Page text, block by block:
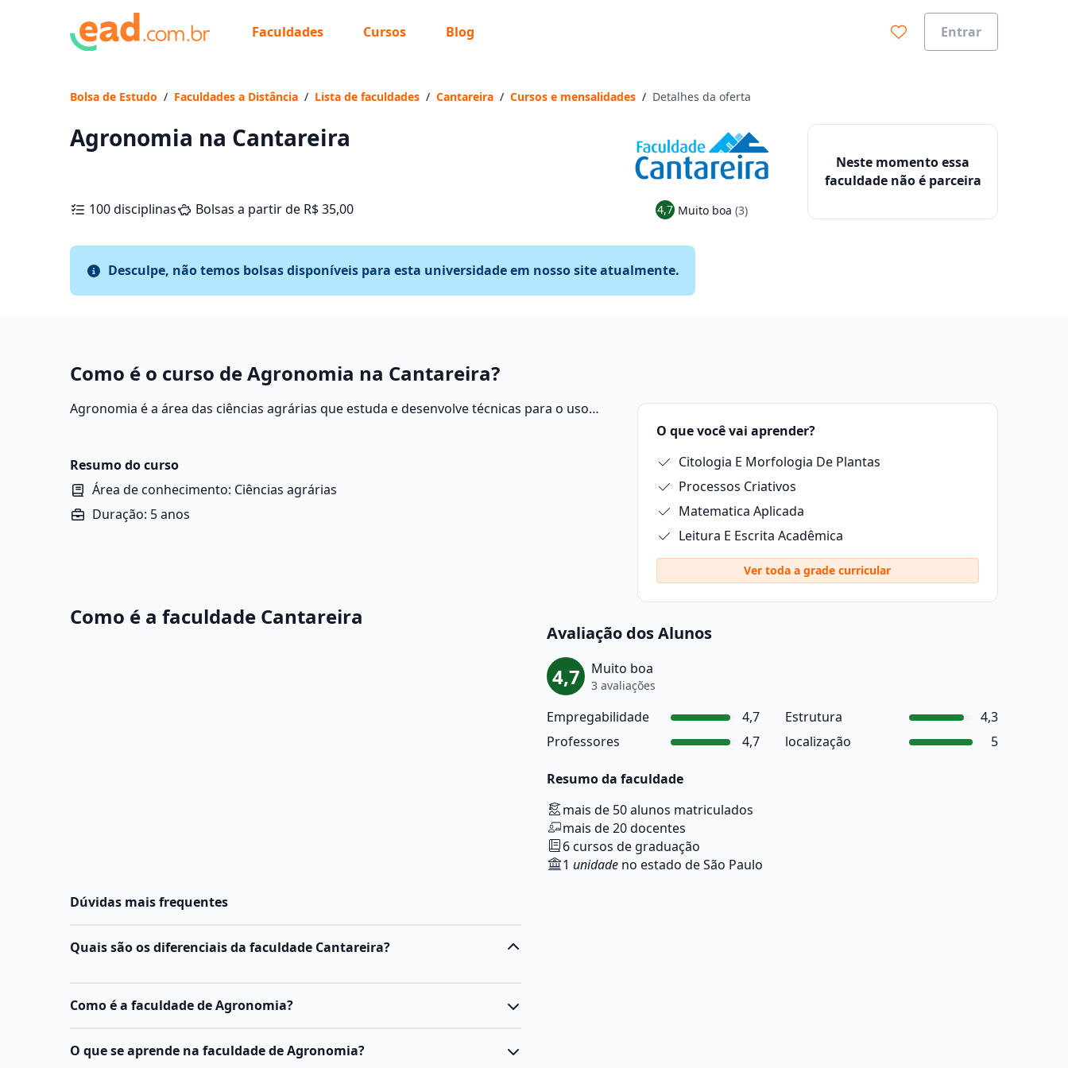
Faculdades Cursos Blog Entrar
Bolsa de Estudo / Faculdades a Distância / Lista de faculdades / Cantareira / Cursos e mensalidades / Detalhes da oferta
Agronomia na Cantareira
100 disciplinas Bolsas a partir de R$ 35,00 4,7 Muito boa (3)
Neste momento essa
faculdade não é parceira
Desculpe, não temos bolsas disponíveis para esta universidade em nosso site atualmente.
Como é o curso de Agronomia na Cantareira?
Agronomia é a área das ciências agrárias que estuda e desenvolve técnicas para o uso
Resumo do curso
Área de conhecimento: Ciências agrárias
Duração: 5 anos
O que você vai aprender?
Citologia E Morfologia De Plantas
Processos Criativos
Matematica Aplicada
Leitura E Escrita Acadêmica
Ver toda a grade curricular
Como é a faculdade Cantareira
Avaliação dos Alunos
4,7 Muito boa
3 avaliações
Empregabilidade 4,7 Estrutura
4,3
Professores
4,7 localização 5
Resumo da faculdade
mais de 50 alunos matriculados
mais de 20 docentes
6 cursos de graduação
1 unidade no estado de São Paulo
Dúvidas mais frequentes
Quais são os diferenciais da faculdade Cantareira?
Como é a faculdade de Agronomia?
O curso de Agronomiaé uma graduação de nível superior do tipo
O que se aprende na faculdade de Agronomia?